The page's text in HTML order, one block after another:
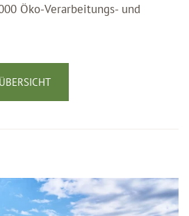
Öko-Verarbeitungs- und